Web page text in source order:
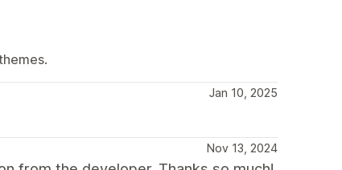
Jan 10, 2025
Nov 13, 2024